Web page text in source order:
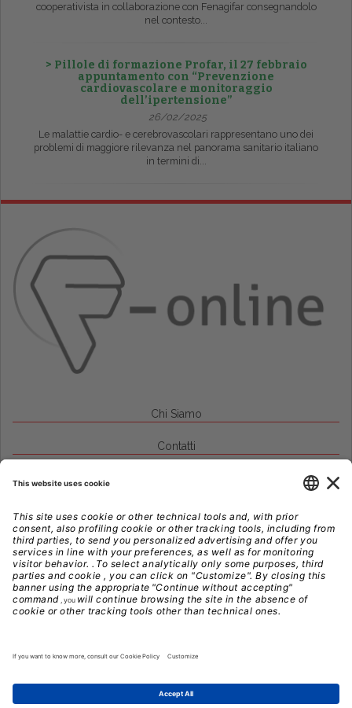
cooperativista in collaborazione con Fenagifar consegnandolo
nel contesto...
> Pillole di formazione Profar, il 27 febbraio
appuntamento con “Prevenzione
cardiovascolare e monitoraggio
dell’ipertensione”
26/02/2025
Le malattie cardio- e cerebrovascolari rappresentano uno dei
problemi di maggiore rilevanza nel panorama sanitario italiano
in termini di...
Chi Siamo
Contatti
Note Legali
Privacy
Gestione Cookie